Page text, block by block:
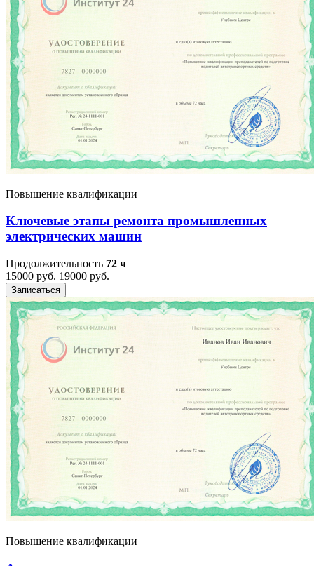
Повышение квалификации
Ключевые этапы ремонта промышленных
электрических машин
Продолжительность 72 ч
15000 руб. 19000 руб.
Записаться
Повышение квалификации